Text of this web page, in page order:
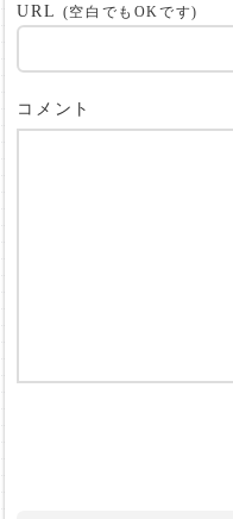
URL (空白でもOKです)
コメント